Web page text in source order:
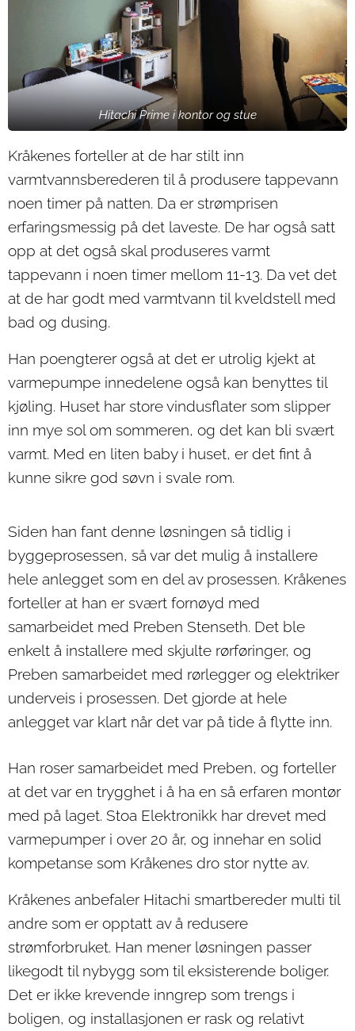
Hitachi Prime i kontor og stue
Kråkenes forteller at de har stilt inn
varmtvannsberederen til å produsere tappevann
noen timer på natten. Da er strømprisen
erfaringsmessig på det laveste. De har også satt
opp at det også skal produseres varmt
tappevann i noen timer mellom 11-13. Da vet det
at de har godt med varmtvann til kveldstell med
bad og dusing.
Han poengterer også at det er utrolig kjekt at
varmepumpe innedelene også kan benyttes til
kjøling. Huset har store vindusflater som slipper
inn mye sol om sommeren, og det kan bli svært
varmt. Med en liten baby i huset, er det fint å
kunne sikre god søvn i svale rom.
Siden han fant denne løsningen så tidlig i
byggeprosessen, så var det mulig å installere
hele anlegget som en del av prosessen. Kråkenes
forteller at han er svært fornøyd med
samarbeidet med Preben Stenseth. Det ble
enkelt å installere med skjulte rørføringer, og
Preben samarbeidet med rørlegger og elektriker
underveis i prosessen. Det gjorde at hele
anlegget var klart når det var på tide å flytte inn.
Han roser samarbeidet med Preben, og forteller
at det var en trygghet i å ha en så erfaren montør
med på laget. Stoa Elektronikk har drevet med
varmepumper i over 20 år, og innehar en solid
kompetanse som Kråkenes dro stor nytte av.
Kråkenes anbefaler Hitachi smartbereder multi til
andre som er opptatt av å redusere
strømforbruket. Han mener løsningen passer
likegodt til nybygg som til eksisterende boliger.
Det er ikke krevende inngrep som trengs i
boligen, og installasjonen er rask og relativt